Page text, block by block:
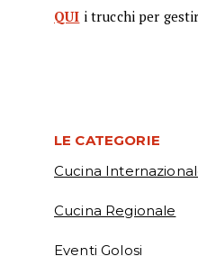
QUI i trucchi per
LE CATEGORIE
Cucina
Cucina Regionale
Eventi Golosi